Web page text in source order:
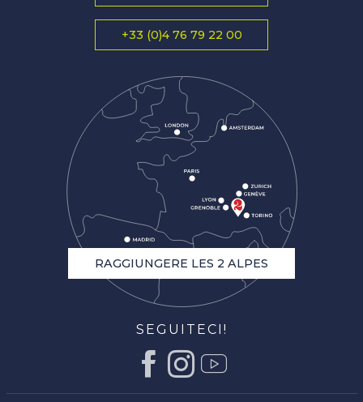
+33 (0)4 76 79 22 00
RAGGIUNGERE LES 2 ALPES
SEGUITECI!